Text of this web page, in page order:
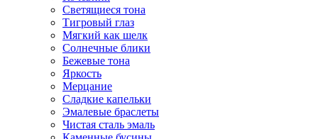
Светящиеся тона
Тигровый глаз
Мягкий как шелк
Солнечные блики
Бежевые тона
Яркость
Мерцание
Сладкие капельки
Эмалевые браслеты
Чистая сталь эмаль